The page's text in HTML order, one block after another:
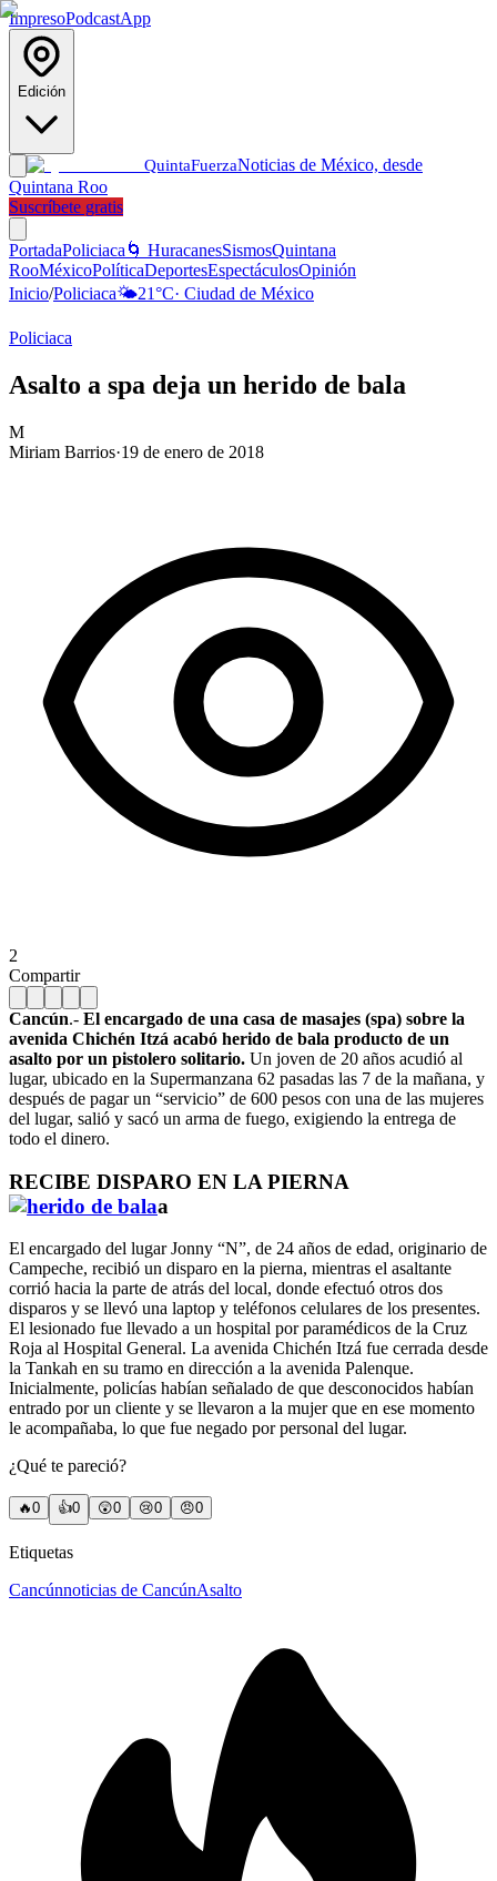
ImpresoPodcastApp
Edición
QuintaFuerzaNoticias de México, desde
Quintana Roo
Suscríbete gratis
PortadaPoliciaca 🌀 HuracanesSismosQuintana
RooMéxicoPolíticaDeportesEspectáculosOpinión
Inicio/Policiaca🌤️21°C· Ciudad de México
Policiaca
Asalto a spa deja un herido de bala
M
Miriam Barrios·19 de enero de 2018
2
Compartir
Cancún.- El encargado de una casa de masajes (spa) sobre la
avenida Chichén Itzá acabó herido de bala producto de un
asalto por un pistolero solitario. Un joven de 20 años acudió al
lugar, ubicado en la Supermanzana 62 pasadas las 7 de la mañana, y
después de pagar un “servicio” de 600 pesos con una de las mujeres
del lugar, salió y sacó un arma de fuego, exigiendo la entrega de
todo el dinero.
RECIBE DISPARO EN LA PIERNA
a
El encargado del lugar Jonny “N”, de 24 años de edad, originario de
Campeche, recibió un disparo en la pierna, mientras el asaltante
corrió hacia la parte de atrás del local, donde efectuó otros dos
disparos y se llevó una laptop y teléfonos celulares de los presentes.
El lesionado fue llevado a un hospital por paramédicos de la Cruz
Roja al Hospital General. La avenida Chichén Itzá fue cerrada desde
la Tankah en su tramo en dirección a la avenida Palenque.
Inicialmente, policías habían señalado de que desconocidos habían
entrado por un cliente y se llevaron a la mujer que en ese momento
le acompañaba, lo que fue negado por personal del lugar.
¿Qué te pareció?
🔥0 👍0 😲0 😢0 😠0
Etiquetas
Cancúnnoticias de CancúnAsalto